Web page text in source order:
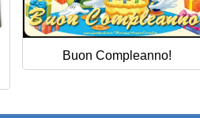
Buon Compleanno!